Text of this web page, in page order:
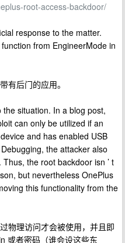
root-access-backdoor/
response to the matter.
from EngineerMode in
有后门的应用。
situation. In a blog post,
can only be utilized if an
and has enabled USB
the attacker also
the root backdoor isn ’ t
but nevertheless OnePlus
this functionality from the
物理访问才会被使用，并且即
或者密码（谁会设这些东